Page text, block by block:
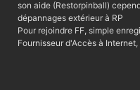
son aide (Restorpinball)
dépannages extérieur à RP
Pour rejoindre FF, simple
Fournisseur d'Accès à